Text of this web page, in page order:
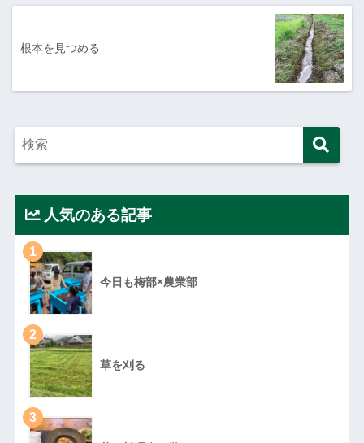
根本を見つめる
人気のある記事
1
今日も梅部×農業部
2
草を刈る
3